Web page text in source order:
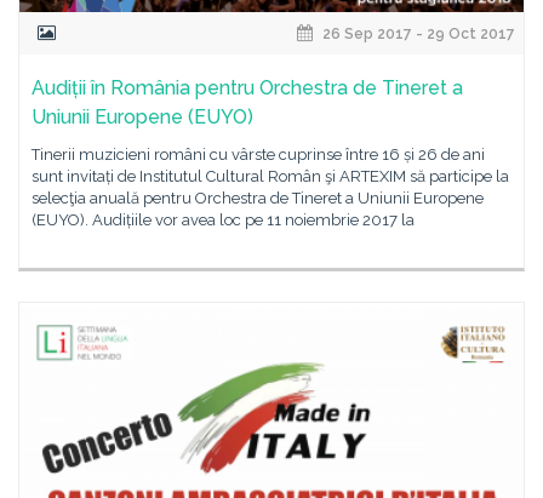
26 Sep 2017 - 29 Oct 2017
Audiții în România pentru Orchestra de Tineret a
Uniunii Europene (EUYO)
Tinerii muzicieni români cu vârste cuprinse între 16 și 26 de ani
sunt invitați de Institutul Cultural Român şi ARTEXIM să participe la
selecţia anuală pentru Orchestra de Tineret a Uniunii Europene
(EUYO). Audițiile vor avea loc pe 11 noiembrie 2017 la